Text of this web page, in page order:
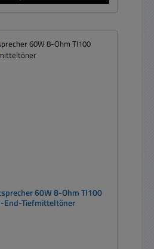
60W 8-Ohm TI100
End-Tiefmitteltöner